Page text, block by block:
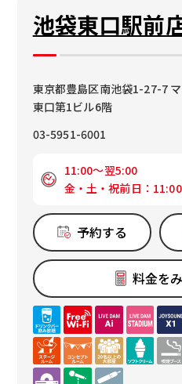
池袋東口駅前
東京都豊島区南池袋1-27-7
東口第1ビル6階
03-5951-6001
11:00～翌5:00
金・土・祝前日：
予約する
料金を